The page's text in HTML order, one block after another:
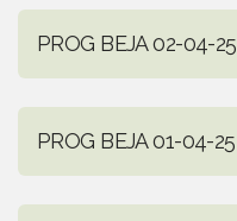
PROG BEJA 02-04-25
PROG BEJA 01-04-25